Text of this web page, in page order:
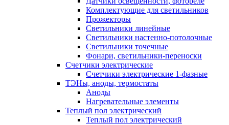
Комплектующие для светильников
Прожекторы
Светильники линейные
Светильники настенно-потолочные
Светильники точечные
Фонари, светильники-переноски
Счетчики электрические
Счетчики электрические 1-фазные
ТЭНы, аноды, термостаты
Аноды
Нагревательные элементы
Теплый пол электрический
Теплый пол электрический